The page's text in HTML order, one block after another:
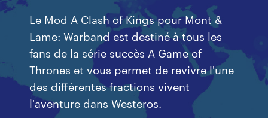
Le Mod A Clash of Kings pour Mont &
Lame: Warband est destiné à tous les
fans de la série succès A Game of
Thrones et vous permet de revivre l'une
des différentes fractions vivent
l'aventure dans Westeros.